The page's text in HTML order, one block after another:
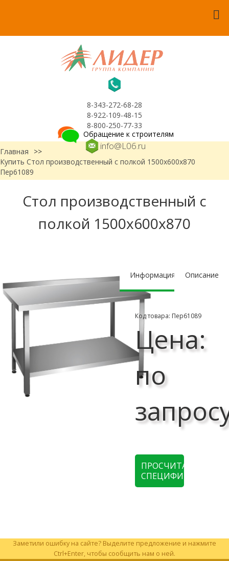
8-343-272-68-28
8-922-109-48-15
8-800-250-77-33
info@L06.ru
Обращение к строителям
Главная
>>
Купить Стол производственный с полкой 1500x600x870
Пер61089
Стол производственный с
полкой 1500x600x870
Информация Описание
Код товара: Пер61089
Цена:
по
ПРОСЧИТАТЬ
СПЕЦИФИКАЦИЮ
Заметили ошибку на сайте? Выделите предложение и нажмите
Ctrl+Enter, чтобы сообщить нам о ней.